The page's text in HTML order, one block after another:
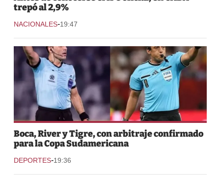
trepó al 2,9%
NACIONALES-19:47
Boca, River y Tigre, con arbitraje confirmado
para la Copa Sudamericana
DEPORTES-19:36